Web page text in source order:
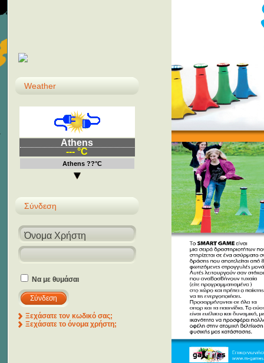
Weather
Athens
--- °C
Athens ??°C
Σύνδεση
Να με θυμάσαι
Ξεχάσατε τον κωδικό σας;
Ξεχάσατε το όνομα χρήστη;